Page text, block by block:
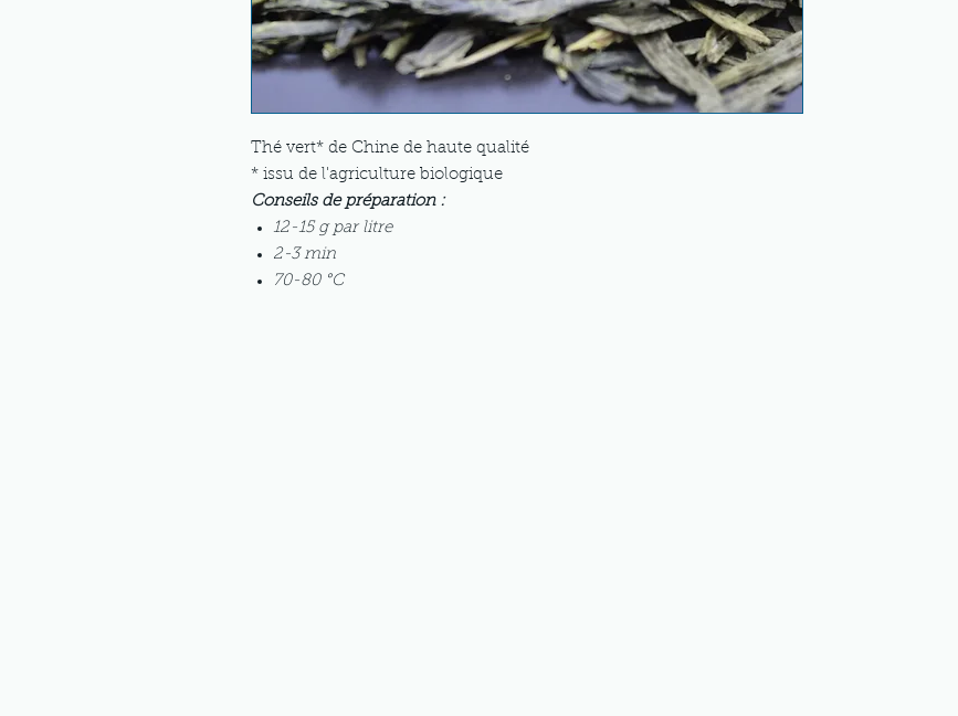
Thé vert* de Chine de haute qualité
* issu de l'agriculture biologique
Conseils de préparation :
12-15 g par litre
2-3 min
70-80 °C